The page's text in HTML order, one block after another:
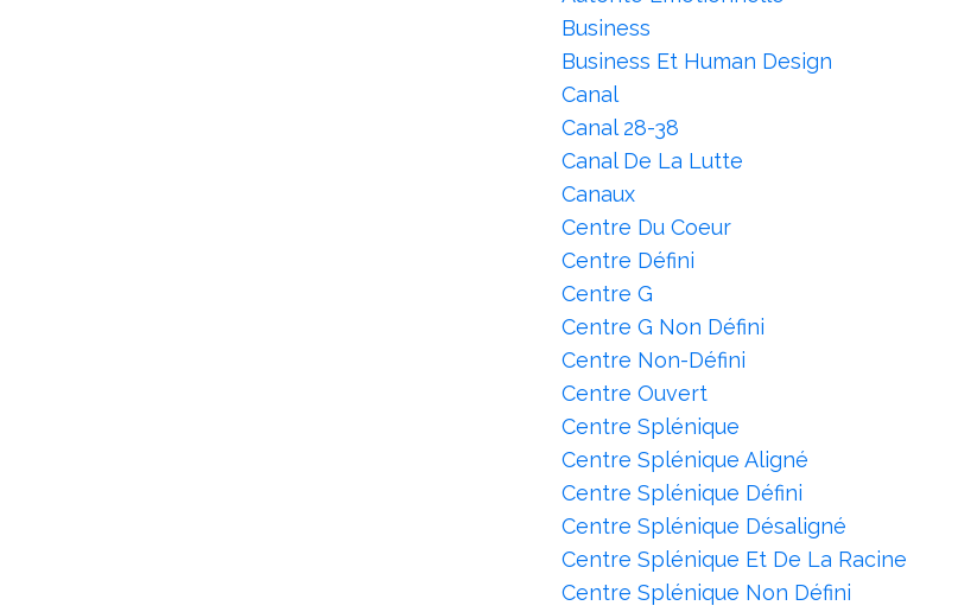
Business
Business Et Human Design
Canal
Canal 28-38
Canal De La Lutte
Canaux
Centre Du Coeur
Centre Défini
Centre G
Centre G Non Défini
Centre Non-Défini
Centre Ouvert
Centre Splénique
Centre Splénique Aligné
Centre Splénique Défini
Centre Splénique Désaligné
Centre Splénique Et De La Racine
Centre Splénique Non Défini